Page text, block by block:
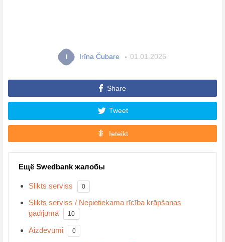
Irīna Čubare 01.01.2026
Share
Tweet
Ieteikt
Ещё Swedbank жалобы
Slikts serviss 0
Slikts serviss / Nepietiekama rīcība krāpšanas
gadījumā
10
Aizdevumi 0